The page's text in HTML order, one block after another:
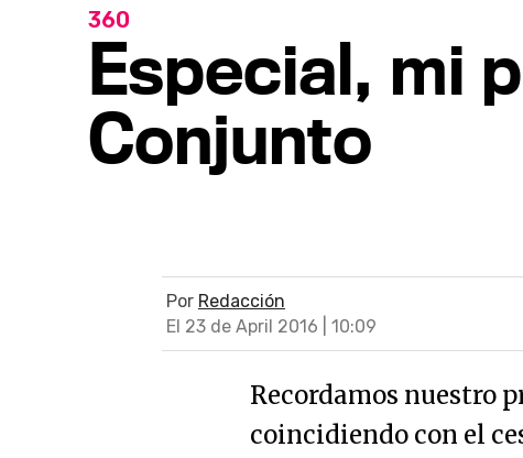
Especial, mi
Conjunto
360
Por Redacción
El 23 de April 2016 | 10:09
Recordamos nuestro
coincidiendo con el